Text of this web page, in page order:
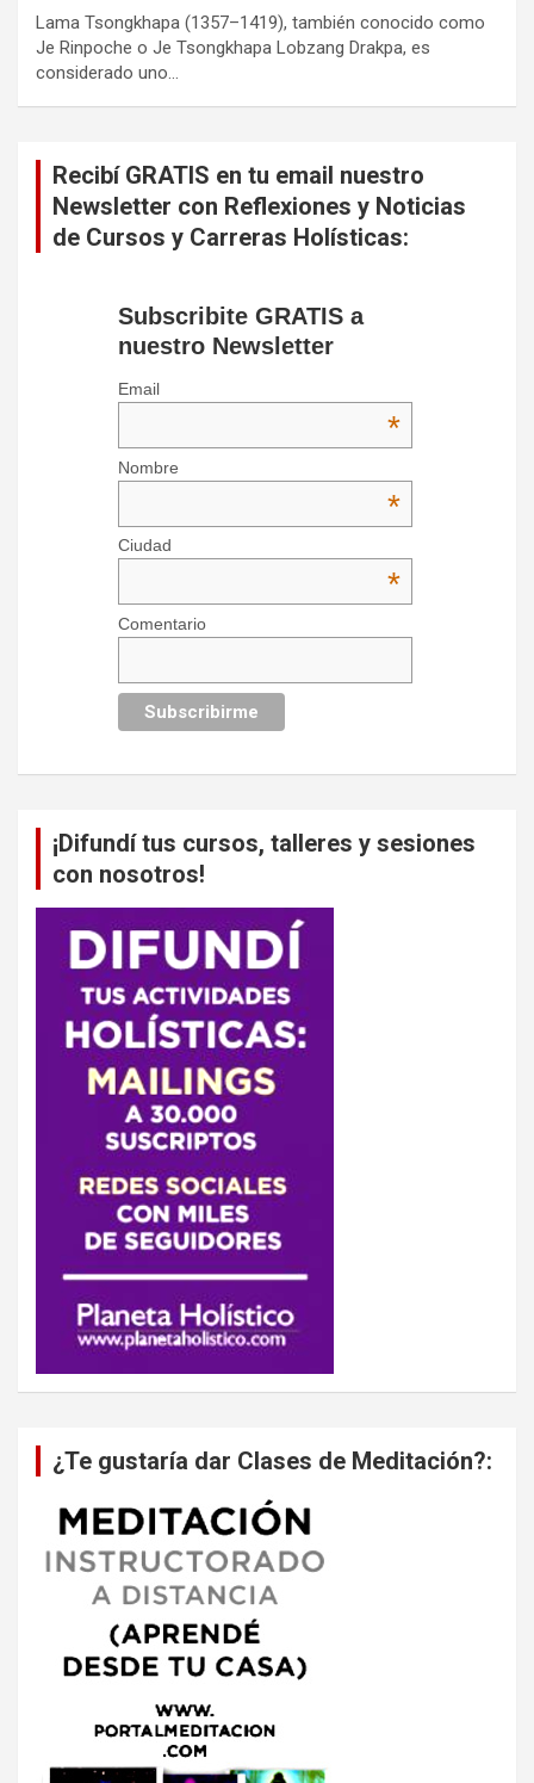
Lama Tsongkhapa (1357–1419), también conocido como
Je Rinpoche o Je Tsongkhapa Lobzang Drakpa, es
considerado uno…
Recibí GRATIS en tu email nuestro
Newsletter con Reflexiones y Noticias
de Cursos y Carreras Holísticas:
Subscribite GRATIS a
nuestro Newsletter
Email
*
Nombre
*
Ciudad
*
Comentario
¡Difundí tus cursos, talleres y sesiones
con nosotros!
¿Te gustaría dar Clases de Meditación?: